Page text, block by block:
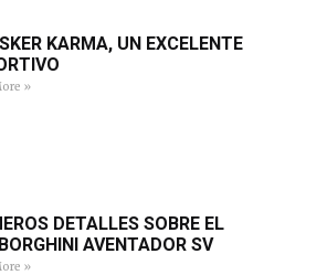
KARMA, UN EXCELENTE
»
DETALLES SOBRE EL
AVENTADOR SV
»